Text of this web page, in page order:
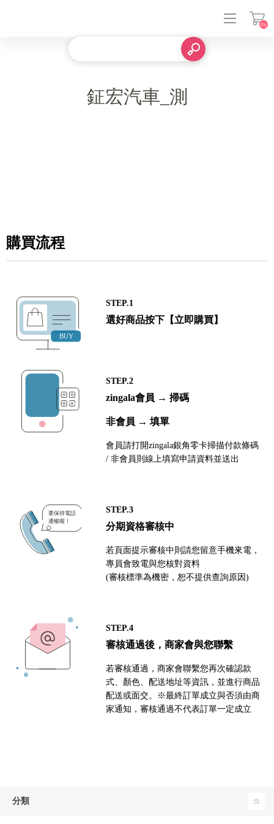
(0)
鉦宏汽車_測
購買流程
STEP.1
選好商品按下【立即購買】
STEP.2
zingala會員 → 掃碼
非會員 → 填單
會員請打開zingala銀角零卡掃描付款條碼
/ 非會員則線上填寫申請資料並送出
STEP.3
分期資格審核中
若頁面提示審核中則請您留意手機來電，
專員會致電與您核對資料
(審核標準為機密，恕不提供查詢原因)
STEP.4
審核通過後，商家會與您聯繫
若審核通過，商家會聯繫您再次確認款
式、顏色、配送地址等資訊，並進行商品
配送或面交。※最終訂單成立與否須由商
家通知，審核通過不代表訂單一定成立
分類